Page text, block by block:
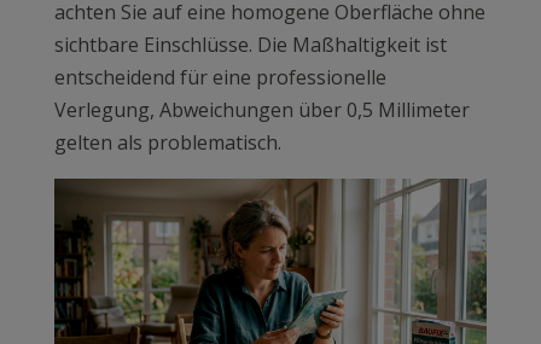
achten Sie auf eine homogene Oberfläche ohne
sichtbare Einschlüsse. Die Maßhaltigkeit ist
entscheidend für eine professionelle
Verlegung, Abweichungen über 0,5 Millimeter
gelten als problematisch.